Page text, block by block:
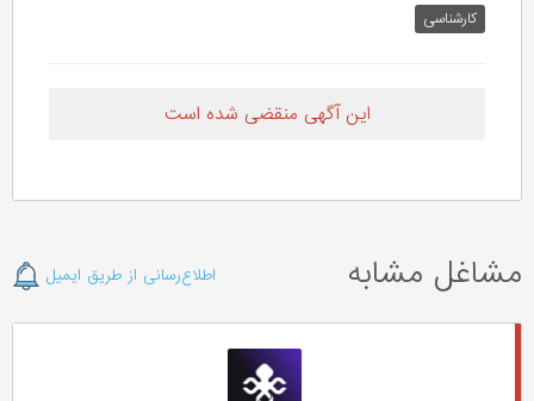
کارشناسی
این آگهی منقضی شده است
مشاغل مشابه اطلاع‌رسانی از طریق ایمیل